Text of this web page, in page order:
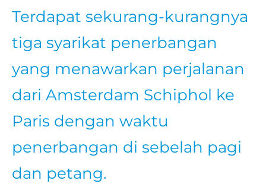
Terdapat sekurang-kurangnya
tiga syarikat penerbangan
yang menawarkan perjalanan
dari Amsterdam Schiphol ke
Paris dengan waktu
penerbangan di sebelah pagi
dan petang.